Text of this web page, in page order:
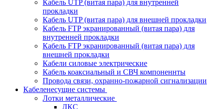
Кабель UTP (витая пара) для внутренней
прокладки
Кабель UTP (витая пара) для внешней прокладки
Кабель FTP экранированный (витая пара) для
внутренней прокладки
Кабель FTP экранированный (витая пара) для
внешней прокладки
Кабели силовые электрические
Кабель коаксиальный и СВЧ компоненнты
Провода связи, охранно-пожарной сигнализации
Кабеленесущие системы
Лотки металлические
ДКС